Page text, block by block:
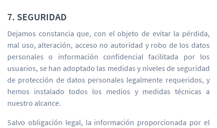
7. SEGURIDAD
Dejamos constancia que, con el objeto de evitar la pérdida,
mal uso, alteración, acceso no autoridad y robo de los datos
personales o información confidencial facilitada por los
usuarios, se han adoptado las medidas y niveles de seguridad
de protección de datos personales legalmente requeridos, y
hemos instalado todos los medios y medidas técnicas a
nuestro alcance.
Salvo obligación legal, la información proporcionada por el